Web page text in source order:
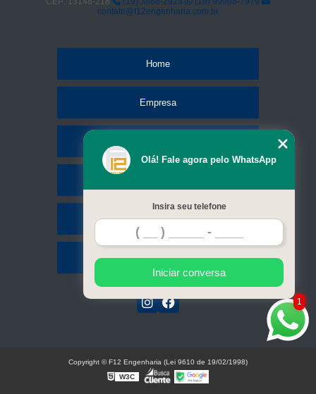
contato@f12engenharia.com.br
Home
Empresa
Contato
Mapa do site
1
Olá! Fale agora pelo WhatsApp
Insira seu telefone
Iniciar conversa
Copyright © F12 Engenharia (Lei 9610 de 19/02/1998)
W3C